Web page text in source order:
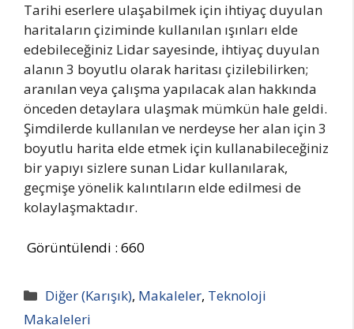
Tarihi eserlere ulaşabilmek için ihtiyaç duyulan
haritaların çiziminde kullanılan ışınları elde
edebileceğiniz Lidar sayesinde, ihtiyaç duyulan
alanın 3 boyutlu olarak haritası çizilebilirken;
aranılan veya çalışma yapılacak alan hakkında
önceden detaylara ulaşmak mümkün hale geldi.
Şimdilerde kullanılan ve nerdeyse her alan için 3
boyutlu harita elde etmek için kullanabileceğiniz
bir yapıyı sizlere sunan Lidar kullanılarak,
geçmişe yönelik kalıntıların elde edilmesi de
kolaylaşmaktadır.
Görüntülendi : 660
Kategoriler
Diğer (Karışık), Makaleler, Teknoloji
Makaleleri